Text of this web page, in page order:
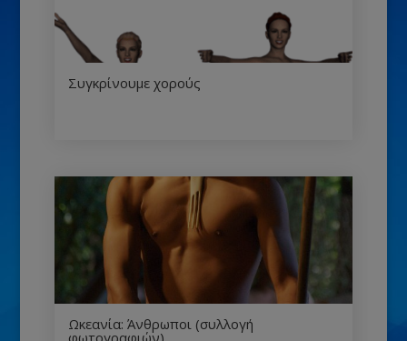
Συγκρίνουμε χορούς
Ωκεανία: Άνθρωποι (συλλογή